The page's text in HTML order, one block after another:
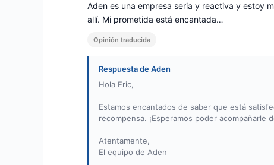
Aden es una empresa seria y reactiva y estoy
allí. Mi prometida está encantada…
Opinión traducida
Respuesta de Aden
Hola Eric,
Estamos encantados de saber que está
recompensa. ¡Esperamos poder acompañarle
Atentamente,
El equipo de Aden